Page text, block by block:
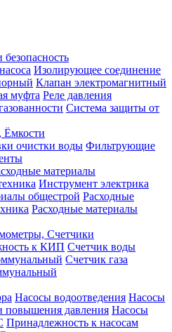
Изолирующее соединение
Клапан электромагнитный
муфта Реле давления
Система защиты от
Ёмкости
очистки воды Фильтрующие
материалы
Инструмент электрика
общестрой Расходные
Расходные материалы
Счетчики
к КИП Счетчик воды
Счетчик газа
Насосы водоотведения Насосы
повышения давления Насосы
Принадлежность к насосам